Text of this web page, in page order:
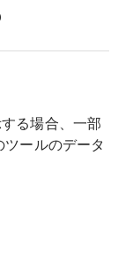
る場合、一部
ールのデータ